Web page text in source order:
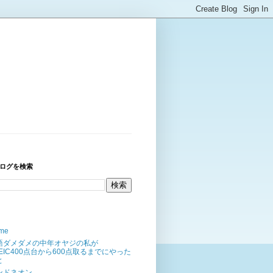
グを検索
ダメダメの中年オヤジの私が
点台から600点取るまでにやった